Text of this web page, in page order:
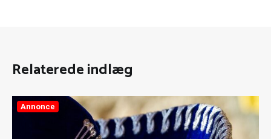
Relaterede indlæg
Annonce